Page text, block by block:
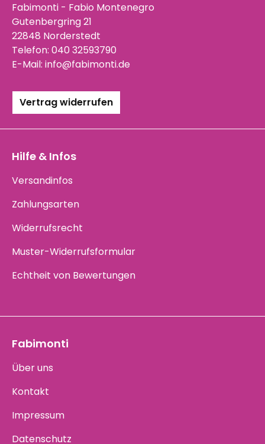
Fabimonti - Fabio Montenegro
Gutenbergring 21
22848 Norderstedt
Telefon: 040 32593790
E-Mail: info@fabimonti.de
Vertrag widerrufen
Hilfe & Infos
Versandinfos
Zahlungsarten
Widerrufsrecht
Muster-Widerrufsformular
Echtheit von Bewertungen
Fabimonti
Über uns
Kontakt
Impressum
Datenschutz